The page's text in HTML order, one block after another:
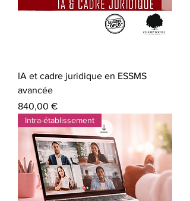
IA et cadre juridique en ESSMS
avancée
Prix
840,00 €
Intra-établissement